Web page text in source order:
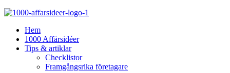
Hem
1000 Affärsidéer
Tips & artiklar
Checklistor
Framgångsrika företagare